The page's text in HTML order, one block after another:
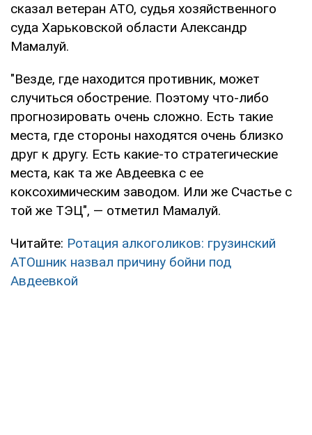
сказал ветеран АТО, судья хозяйственного
суда Харьковской области Александр
Мамалуй.
"Везде, где находится противник, может
случиться обострение. Поэтому что-либо
прогнозировать очень сложно. Есть такие
места, где стороны находятся очень близко
друг к другу. Есть какие-то стратегические
места, как та же Авдеевка с ее
коксохимическим заводом. Или же Счастье с
той же ТЭЦ", — отметил Мамалуй.
Читайте: Ротация алкоголиков: грузинский
АТОшник назвал причину бойни под
Авдеевкой